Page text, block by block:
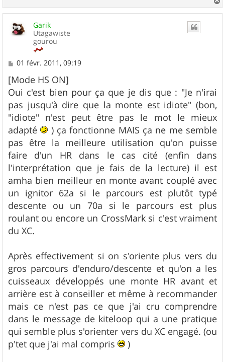
a
u
Garik
Utagawiste
gourou
M
s
s
a
g
e
01 févr. 2011, 09:19
[Mode HS ON]
Oui c'est bien pour ça que je dis que : "Je n'irai
pas jusqu'à dire que la monte est idiote" (bon,
"idiote" n'est peut être pas le mot le mieux
adapté
) ça fonctionne MAIS ça ne me semble
pas être la meilleure utilisation qu'on puisse
faire d'un HR dans le cas cité (enfin dans
l'interprétation que je fais de la lecture) il est
amha bien meilleur en monte avant couplé avec
un ignitor 62a si le parcours est plutôt typé
descente ou un 70a si le parcours est plus
roulant ou encore un CrossMark si c'est vraiment
du XC.
Après effectivement si on s'oriente plus vers du
gros parcours d'enduro/descente et qu'on a les
cuisseaux développés une monte HR avant et
arrière est à conseiller et même à recommander
mais ce n'est pas ce que j'ai cru comprendre
dans le message de kiteloop qui a une pratique
qui semble plus s'orienter vers du XC engagé. (ou
p'tet que j'ai mal compris
)